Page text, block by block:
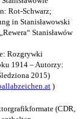
Rot-Schwarz;
in Stanisławowski
Stanisławów
Rozgrywki
1914 – Autorzy:
2015)
)
(CDR,